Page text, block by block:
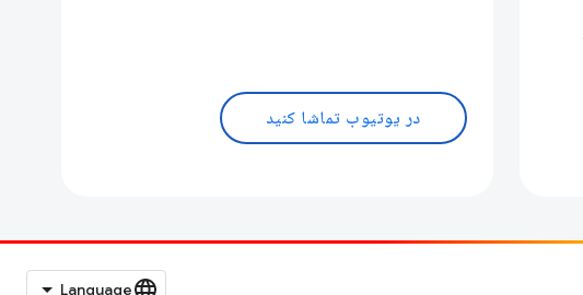
در یوتیوب تماشا کنید